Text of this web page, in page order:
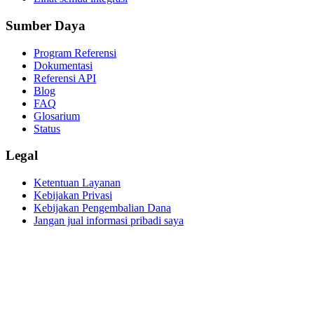
Sumber Daya
Program Referensi
Dokumentasi
Referensi API
Blog
FAQ
Glosarium
Status
Legal
Ketentuan Layanan
Kebijakan Privasi
Kebijakan Pengembalian Dana
Jangan jual informasi pribadi saya